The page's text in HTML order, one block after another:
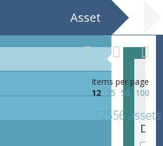
Asset
Items per page
12
25 50 100
12556 assets